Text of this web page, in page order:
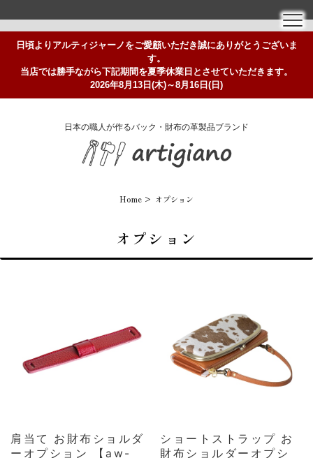
日頃よりアルティジャーノをご愛顧いただき誠にありがとうございま
す。
当店では勝手ながら下記期間を夏季休業日とさせていただきます。
2026年8月13日(木)～8月16日(日)
日本の職人が作るバック・財布の革製品ブランド
Home オプション
オプション
肩当て お財布ショルダ
ーオプション 【aw-
ショートストラップ お
財布ショルダーオプシ